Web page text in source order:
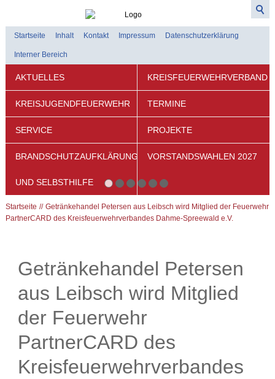
Startseite Inhalt Kontakt Impressum Datenschutzerklärung
Interner Bereich
AKTUELLES KREISFEUERWEHRVERBAND
KREISJUGENDFEUERWEHR TERMINE
SERVICE PROJEKTE
BRANDSCHUTZAUFKLÄRUNG
UND SELBSTHILFE
VORSTANDSWAHLEN 2027
Startseite
Getränkehandel Petersen aus Leibsch wird Mitglied der Feuerwehr
PartnerCARD des Kreisfeuerwehrverbandes Dahme-Spreewald e.V.
Getränkehandel Petersen
aus Leibsch wird Mitglied
der Feuerwehr
PartnerCARD des
Kreisfeuerwehrverbandes